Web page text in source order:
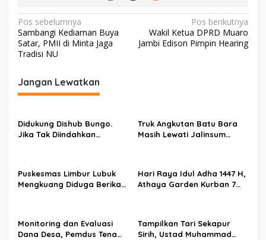
N
a
v
i
g
s
i
o
s
Pos sebelumnya
Sambangi Kediaman Buya
Satar, PMII di Minta Jaga
Tradisi NU
Pos berikutnya
Wakil Ketua DPRD Muaro
Jambi Edison Pimpin Hearing
Jangan Lewatkan
Didukung Dishub Bungo.
Jika Tak Diindahkan
Truk Angkutan Batu Bara
Masih Lewati Jalinsum
Puskesmas Limbur Lubuk
Mengkuang Diduga Berikan
Hari Raya Idul Adha 1447 H,
Athaya Garden Kurban 7
Monitoring dan Evaluasi
Dana Desa, Pemdus Tenam
Tampilkan Tari Sekapur
Sirih, Ustad Muhammad